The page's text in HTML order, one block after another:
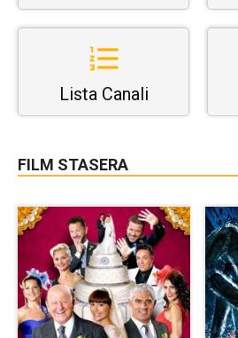
Lista Canali
FILM STASERA